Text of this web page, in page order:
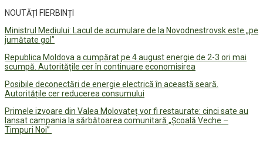
NOUTĂȚI FIERBINȚI
Ministrul Mediului: Lacul de acumulare de la Novodnestrovsk este „pe
jumătate gol”
Republica Moldova a cumpărat pe 4 august energie de 2-3 ori mai
scumpă. Autoritățile cer în continuare economisirea
Posibile deconectări de energie electrică în această seară.
Autoritățile cer reducerea consumului
Primele izvoare din Valea Molovateț vor fi restaurate: cinci sate au
lansat campania la sărbătoarea comunitară „Școală Veche –
Timpuri Noi”